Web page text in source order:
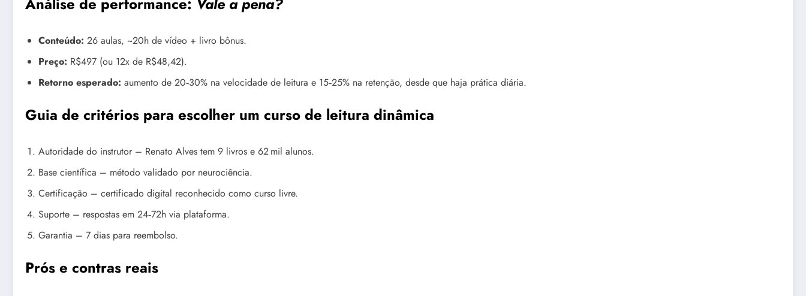
Conteúdo: 26 aulas, ~20h de vídeo + livro bônus.
Preço: R$497 (ou 12x de R$48,42).
Retorno esperado: aumento de 20‑30% na velocidade de leitura e 15‑25% na retenção, desde que haja prática diária.
Guia de critérios para escolher um curso de leitura dinâmica
Autoridade do instrutor – Renato Alves tem 9 livros e 62 mil alunos.
Base científica – método validado por neurociência.
Certificação – certificado digital reconhecido como curso livre.
Suporte – respostas em 24‑72h via plataforma.
Garantia – 7 dias para reembolso.
Prós e contras reais